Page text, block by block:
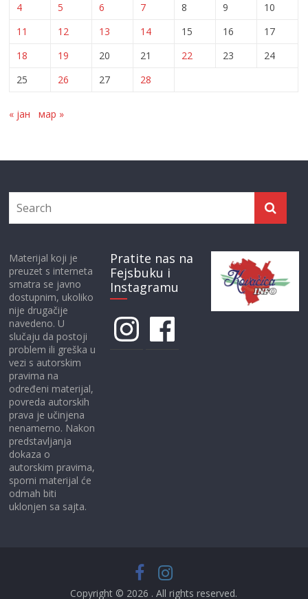
4
5 6 7 8 9
10
11
12 13 14 15 16
17
18
19 20 21 22 23
24
25
26 27 28
« јан мар »
Materijal koji je
preuzet s interneta
smatra se javno
dostupnim, ukoliko
nije drugačije
navedeno. U
slučaju da postoji
problem ili greška u
vezi s autorskim
pravima na
određeni materijal,
povreda autorskih
prava je učinjena
nenamerno. Nakon
predstavljanja
dokaza o
autorskim pravima,
sporni materijal će
odmah biti
uklonjen sa sajta.
Pratite nas na
Fejsbuku i
Instagramu
InstagramFacebook
Copyright © 2026 . All rights reserved.